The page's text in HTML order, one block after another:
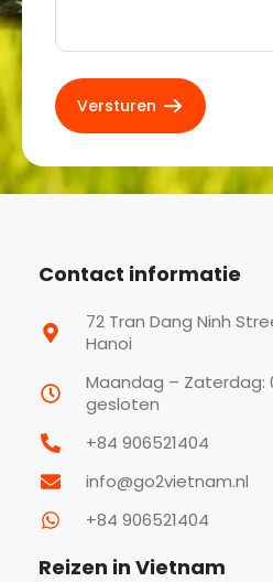
Contact informatie
72 Tran Dang Ninh
Hanoi
Maandag – Zaterdag:
gesloten
+84 906521404
info@go2vietnam.nl
+84 906521404
Reizen in Vietnam